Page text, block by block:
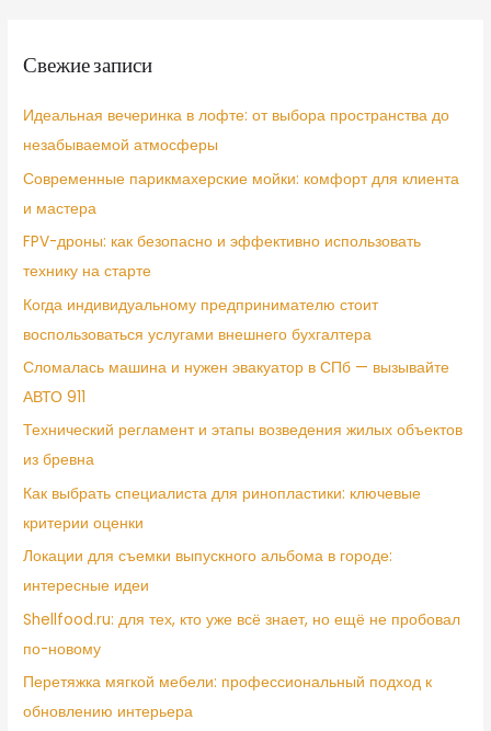
Свежие записи
Идеальная вечеринка в лофте: от выбора пространства до
незабываемой атмосферы
Современные парикмахерские мойки: комфорт для клиента
и мастера
FPV-дроны: как безопасно и эффективно использовать
технику на старте
Когда индивидуальному предпринимателю стоит
воспользоваться услугами внешнего бухгалтера
Сломалась машина и нужен эвакуатор в СПб — вызывайте
АВТО 911
Технический регламент и этапы возведения жилых объектов
из бревна
Как выбрать специалиста для ринопластики: ключевые
критерии оценки
Локации для съемки выпускного альбома в городе:
интересные идеи
Shellfood.ru: для тех, кто уже всё знает, но ещё не пробовал
по-новому
Перетяжка мягкой мебели: профессиональный подход к
обновлению интерьера